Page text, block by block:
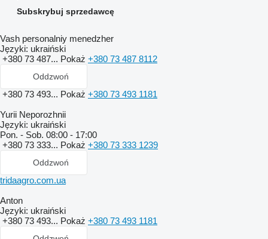
Subskrybuj sprzedawcę
Vash personalniy menedzher
Języki: ukraiński
+380 73 487... Pokaż +380 73 487 8112
Oddzwoń
+380 73 493... Pokaż +380 73 493 1181
Yurii Neporozhnii
Języki: ukraiński
Pon. - Sob. 08:00 - 17:00
+380 73 333... Pokaż +380 73 333 1239
Oddzwoń
tridaagro.com.ua
Anton
Języki: ukraiński
+380 73 493... Pokaż +380 73 493 1181